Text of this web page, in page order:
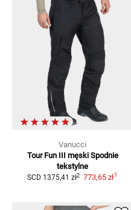
Vanucci
Tour Fun III męski Spodnie
tekstylne
SCD 1375,41 zł2 773,65 zł1